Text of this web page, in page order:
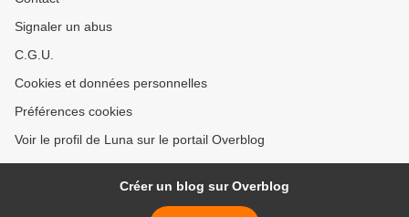
Signaler un abus
C.G.U.
Cookies et données personnelles
Préférences cookies
Voir le profil de Luna sur le portail Overblog
Créer un blog sur Overblog